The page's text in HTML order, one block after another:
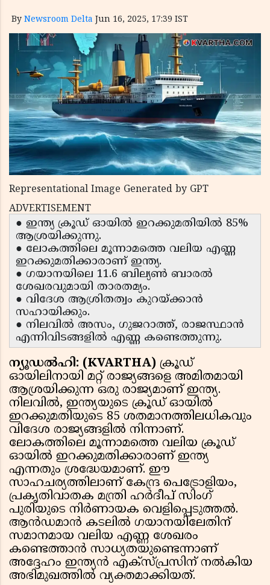
By Newsroom Delta Jun 16, 2025, 17:39 IST
Representational Image Generated by GPT
ADVERTISEMENT
● ഇന്ത്യ ക്രൂഡ് ഓയിൽ ഇറക്കുമതിയിൽ 85%
ആശ്രയിക്കുന്നു.
● ലോകത്തിലെ മൂന്നാമത്തെ വലിയ എണ്ണ
ഇറക്കുമതിക്കാരാണ് ഇന്ത്യ.
● ഗയാനയിലെ 11.6 ബില്യൺ ബാരൽ
ശേഖരവുമായി താരതമ്യം.
● വിദേശ ആശ്രിതത്വം കുറയ്ക്കാൻ
സഹായിക്കും.
● നിലവിൽ അസം, ഗുജറാത്ത്, രാജസ്ഥാൻ
എന്നിവിടങ്ങളിൽ എണ്ണ കണ്ടെത്തുന്നു.
ന്യൂഡൽഹി: (KVARTHA) ക്രൂഡ്
ഓയിലിനായി മറ്റ് രാജ്യങ്ങളെ അമിതമായി
ആശ്രയിക്കുന്ന ഒരു രാജ്യമാണ് ഇന്ത്യ.
നിലവിൽ, ഇന്ത്യയുടെ ക്രൂഡ് ഓയിൽ
ഇറക്കുമതിയുടെ 85 ശതമാനത്തിലധികവും
വിദേശ രാജ്യങ്ങളിൽ നിന്നാണ്.
ലോകത്തിലെ മൂന്നാമത്തെ വലിയ ക്രൂഡ്
ഓയിൽ ഇറക്കുമതിക്കാരാണ് ഇന്ത്യ
എന്നതും ശ്രദ്ധേയമാണ്. ഈ
സാഹചര്യത്തിലാണ് കേന്ദ്ര പെട്രോളിയം,
പ്രകൃതിവാതക മന്ത്രി ഹർദീപ് സിംഗ്
പുരിയുടെ നിർണായക വെളിപ്പെടുത്തൽ.
ആൻഡമാൻ കടലിൽ ഗയാനയിലേതിന്
സമാനമായ വലിയ എണ്ണ ശേഖരം
കണ്ടെത്താൻ സാധ്യതയുണ്ടെന്നാണ്
അദ്ദേഹം ഇന്ത്യൻ എക്സ്പ്രസിന് നൽകിയ
അഭിമുഖത്തിൽ വ്യക്തമാക്കിയത്.